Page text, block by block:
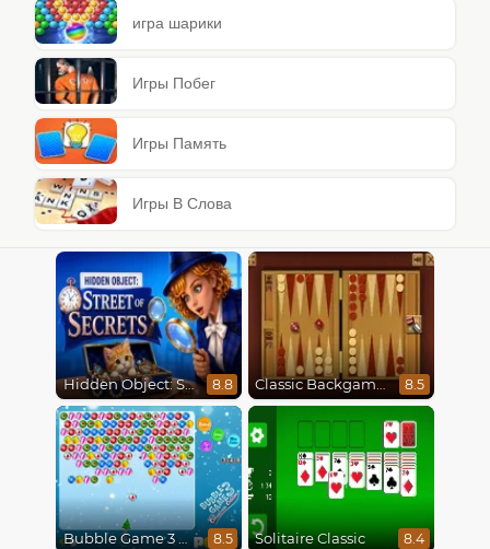
игра шарики
Игры Побег
Игры Память
Игры В Слова
Hidden Object: Street Of Secrets 8.8 Classic Backgammon 8.5
Bubble Game 3 Christmas 8.5 Solitaire Classic 8.4